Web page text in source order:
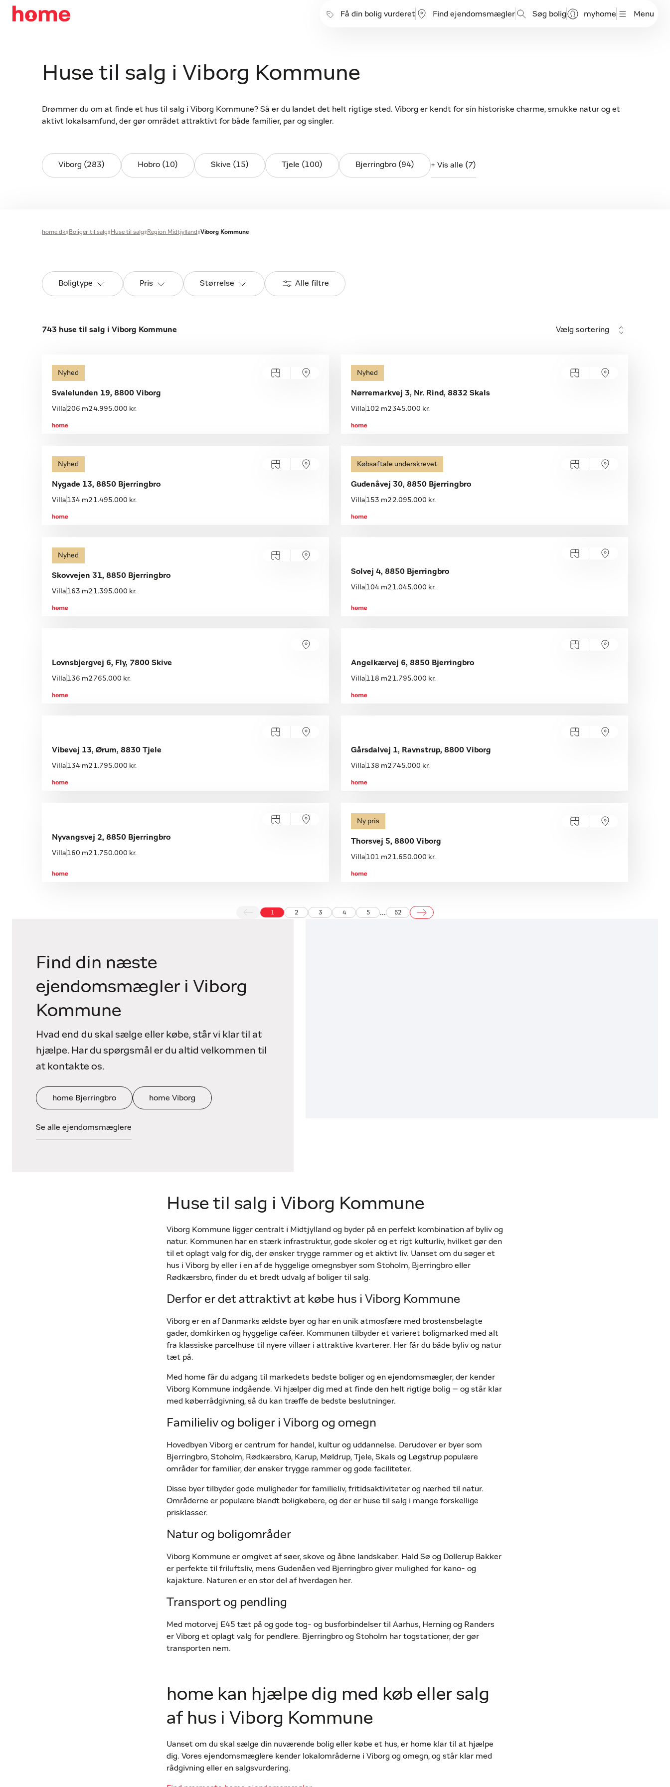
Få din bolig vurderet Find ejendomsmægler Søg bolig myhome Menu
Huse til salg i Viborg Kommune
Drømmer du om at finde et hus til salg i Viborg Kommune? Så er du landet det helt rigtige sted. Viborg er kendt for sin historiske charme, smukke natur og et
aktivt lokalsamfund, der gør området attraktivt for både familier, par og singler.
Viborg (283) Hobro (10) Skive (15) Tjele (100) Bjerringbro (94) + Vis alle (7)
home.dk Boliger til salg Huse til salg Region Midtjylland Viborg Kommune
Boligtype Pris Størrelse Alle filtre
743 huse til salg i Viborg Kommune Vælg sortering
Nyhed
Svalelunden 19, 8800 Viborg
Villa 206 m24.995.000 kr.
Nyhed
Nørremarkvej 3, Nr. Rind, 8832 Skals
Villa 102 m2 345.000 kr.
Nyhed
Nygade 13, 8850 Bjerringbro
Villa 134 m2 1.495.000 kr.
Købsaftale underskrevet
Gudenåvej 30, 8850 Bjerringbro
Villa 153 m2 2.095.000 kr.
Nyhed
Skovvejen 31, 8850 Bjerringbro
Villa 163 m2 1.395.000 kr.
Solvej 4, 8850 Bjerringbro
Villa 104 m2 1.045.000 kr.
Lovnsbjergvej 6, Fly, 7800 Skive
Villa 136 m2 765.000 kr.
Angelkærvej 6, 8850 Bjerringbro
Villa 118 m2 1.795.000 kr.
Vibevej 13, Ørum, 8830 Tjele
Villa 134 m2 1.795.000 kr.
Gårsdalvej 1, Ravnstrup, 8800 Viborg
Villa 138 m2 745.000 kr.
Nyvangsvej 2, 8850 Bjerringbro
Villa 160 m2 1.750.000 kr.
Ny pris
Thorsvej 5, 8800 Viborg
Villa 101 m2 1.650.000 kr.
1 2 3 4 5 ... 62
Find din næste
ejendomsmægler i Viborg
Kommune
Hvad end du skal sælge eller købe, står vi klar til at
hjælpe. Har du spørgsmål er du altid velkommen til
at kontakte os.
home Bjerringbro home Viborg
Se alle ejendomsmæglere
Huse til salg i Viborg Kommune
Viborg Kommune ligger centralt i Midtjylland og byder på en perfekt kombination af byliv og
natur. Kommunen har en stærk infrastruktur, gode skoler og et rigt kulturliv, hvilket gør den
til et oplagt valg for dig, der ønsker trygge rammer og et aktivt liv. Uanset om du søger et
hus i Viborg by eller i en af de hyggelige omegnsbyer som Stoholm, Bjerringbro eller
Rødkærsbro, finder du et bredt udvalg af boliger til salg.
Derfor er det attraktivt at købe hus i Viborg Kommune
Viborg er en af Danmarks ældste byer og har en unik atmosfære med brostensbelagte
gader, domkirken og hyggelige caféer. Kommunen tilbyder et varieret boligmarked med alt
fra klassiske parcelhuse til nyere villaer i attraktive kvarterer. Her får du både byliv og natur
tæt på.
Med home får du adgang til markedets bedste boliger og en ejendomsmægler, der kender
Viborg Kommune indgående. Vi hjælper dig med at finde den helt rigtige bolig – og står klar
med køberrådgivning, så du kan træffe de bedste beslutninger.
Familieliv og boliger i Viborg og omegn
Hovedbyen Viborg er centrum for handel, kultur og uddannelse. Derudover er byer som
Bjerringbro, Stoholm, Rødkærsbro, Karup, Møldrup, Tjele, Skals og Løgstrup populære
områder for familier, der ønsker trygge rammer og gode faciliteter.
Disse byer tilbyder gode muligheder for familieliv, fritidsaktiviteter og nærhed til natur.
Områderne er populære blandt boligkøbere, og der er huse til salg i mange forskellige
prisklasser.
Natur og boligområder
Viborg Kommune er omgivet af søer, skove og åbne landskaber. Hald Sø og Dollerup Bakker
er perfekte til friluftsliv, mens Gudenåen ved Bjerringbro giver mulighed for kano- og
kajakture. Naturen er en stor del af hverdagen her.
Transport og pendling
Med motorvej E45 tæt på og gode tog- og busforbindelser til Aarhus, Herning og Randers
er Viborg et oplagt valg for pendlere. Bjerringbro og Stoholm har togstationer, der gør
transporten nem.
home kan hjælpe dig med køb eller salg
af hus i Viborg Kommune
Uanset om du skal sælge din nuværende bolig eller købe et hus, er home klar til at hjælpe
dig. Vores ejendomsmæglere kender lokalområderne i Viborg og omegn, og står klar med
rådgivning eller en salgsvurdering.